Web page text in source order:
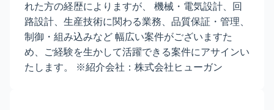
れた方の経歴によりますが、 機械・電気設計、回
路設計、生産技術に関わる業務、品質保証・管理、
制御・組み込みなど 幅広い案件がございますた
め、ご経験を生かして活躍できる案件にアサインい
たします。 ※紹介会社：株式会社ヒューガン